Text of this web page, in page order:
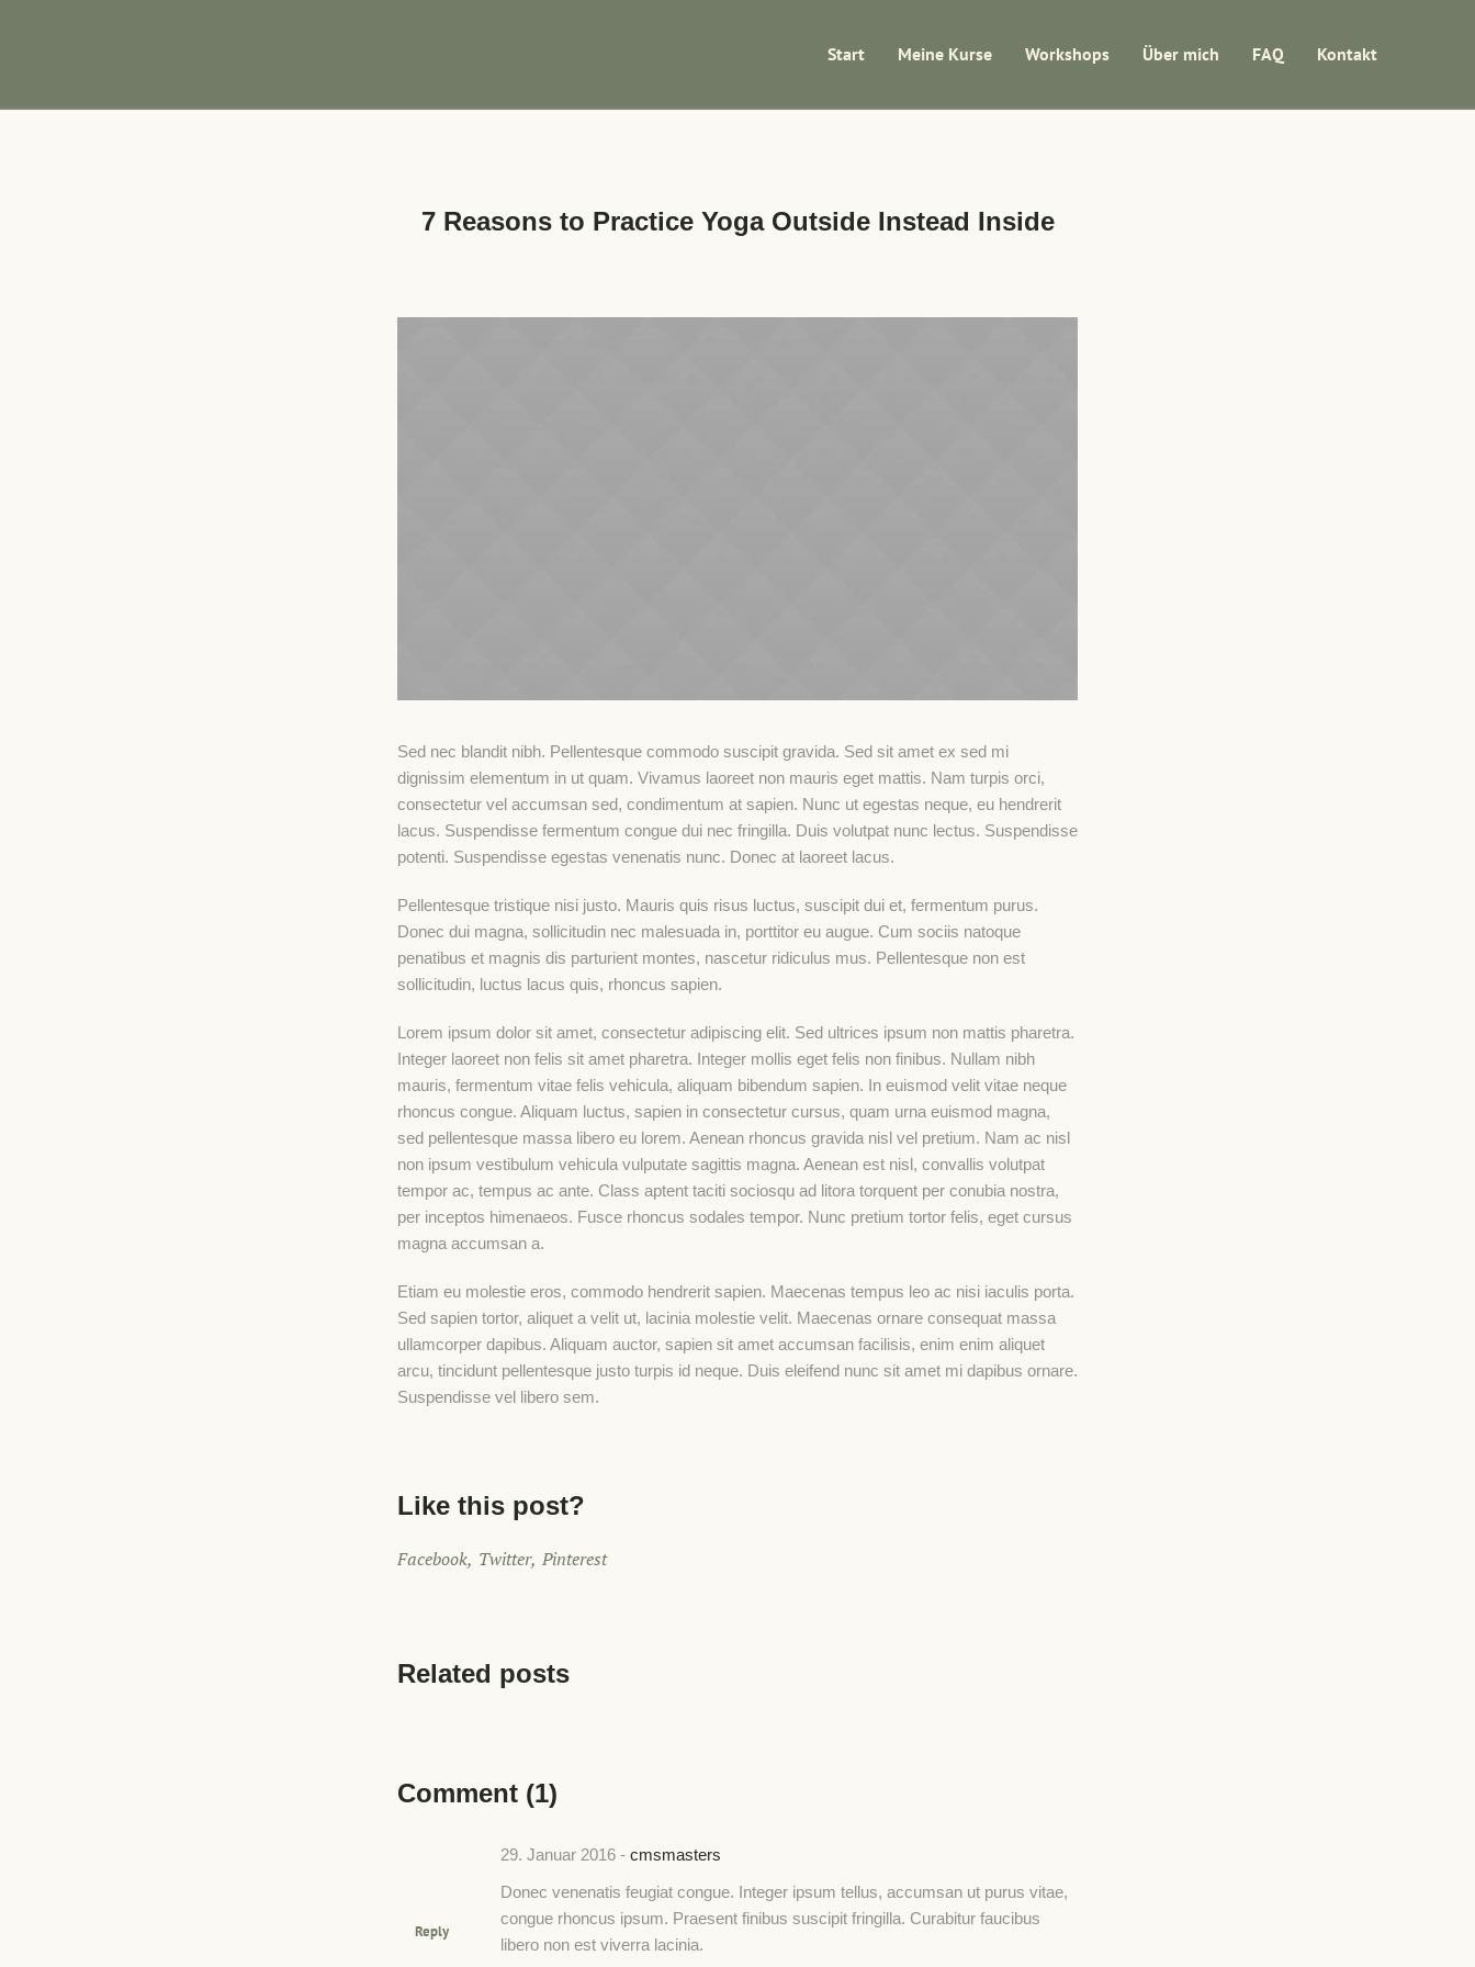
Start Meine Kurse Workshops Über mich FAQ Kontakt
7 Reasons to Practice Yoga Outside Instead Inside
Sed nec blandit nibh. Pellentesque commodo suscipit gravida. Sed sit amet ex sed mi
dignissim elementum in ut quam. Vivamus laoreet non mauris eget mattis. Nam turpis orci,
consectetur vel accumsan sed, condimentum at sapien. Nunc ut egestas neque, eu hendrerit
lacus. Suspendisse fermentum congue dui nec fringilla. Duis volutpat nunc lectus. Suspendisse
potenti. Suspendisse egestas venenatis nunc. Donec at laoreet lacus.
Pellentesque tristique nisi justo. Mauris quis risus luctus, suscipit dui et, fermentum purus.
Donec dui magna, sollicitudin nec malesuada in, porttitor eu augue. Cum sociis natoque
penatibus et magnis dis parturient montes, nascetur ridiculus mus. Pellentesque non est
sollicitudin, luctus lacus quis, rhoncus sapien.
Lorem ipsum dolor sit amet, consectetur adipiscing elit. Sed ultrices ipsum non mattis pharetra.
Integer laoreet non felis sit amet pharetra. Integer mollis eget felis non finibus. Nullam nibh
mauris, fermentum vitae felis vehicula, aliquam bibendum sapien. In euismod velit vitae neque
rhoncus congue. Aliquam luctus, sapien in consectetur cursus, quam urna euismod magna,
sed pellentesque massa libero eu lorem. Aenean rhoncus gravida nisl vel pretium. Nam ac nisl
non ipsum vestibulum vehicula vulputate sagittis magna. Aenean est nisl, convallis volutpat
tempor ac, tempus ac ante. Class aptent taciti sociosqu ad litora torquent per conubia nostra,
per inceptos himenaeos. Fusce rhoncus sodales tempor. Nunc pretium tortor felis, eget cursus
magna accumsan a.
Etiam eu molestie eros, commodo hendrerit sapien. Maecenas tempus leo ac nisi iaculis porta.
Sed sapien tortor, aliquet a velit ut, lacinia molestie velit. Maecenas ornare consequat massa
ullamcorper dapibus. Aliquam auctor, sapien sit amet accumsan facilisis, enim enim aliquet
arcu, tincidunt pellentesque justo turpis id neque. Duis eleifend nunc sit amet mi dapibus ornare.
Suspendisse vel libero sem.
Like this post?
Facebook Twitter Pinterest
Related posts
Comment (1)
Reply
29. Januar 2016
cmsmasters
Donec venenatis feugiat congue. Integer ipsum tellus, accumsan ut purus vitae,
congue rhoncus ipsum. Praesent finibus suscipit fringilla. Curabitur faucibus
libero non est viverra lacinia.